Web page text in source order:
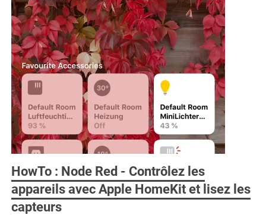
HowTo : Node Red - Contrôlez les
appareils avec Apple HomeKit et lisez les
capteurs